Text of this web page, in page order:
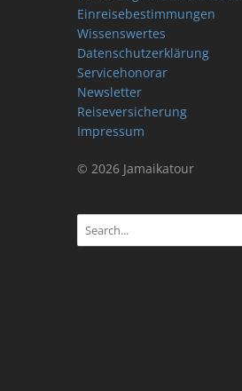
Einreisebestimmungen
Wissenswertes
Datenschutzerklärung
Servicehonorar
Newsletter
Reiseversicherung
Impressum
© 2026 Jamaikatour